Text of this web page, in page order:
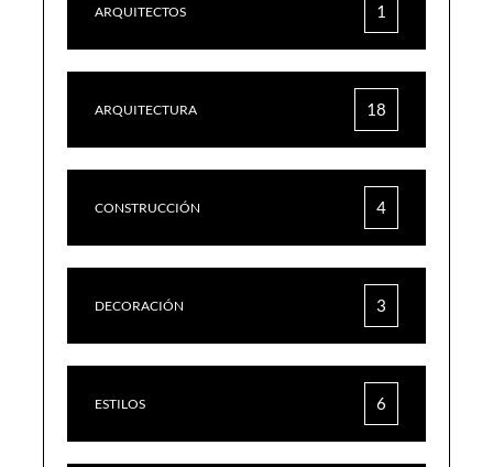
ARQUITECTOS 1
ARQUITECTURA 18
CONSTRUCCIÓN 4
DECORACIÓN 3
ESTILOS 6